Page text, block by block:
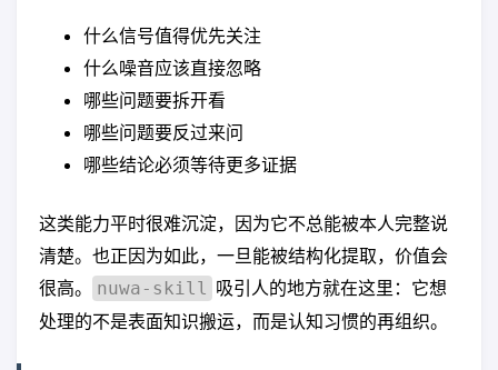
什么信号值得优先关注
什么噪音应该直接忽略
哪些问题要拆开看
哪些问题要反过来问
哪些结论必须等待更多证据
这类能力平时很难沉淀，因为它不总能被本人完整说
清楚。也正因为如此，一旦能被结构化提取，价值会
很高。
nuwa-skill 吸引人的地方就在这里：它想
处理的不是表面知识搬运，而是认知习惯的再组织。